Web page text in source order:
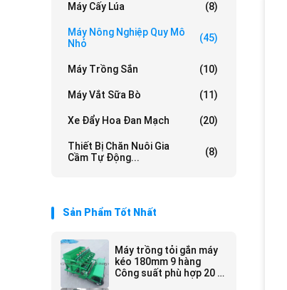
Máy Cấy Lúa (8)
Máy Nông Nghiệp Quy Mô
Nhỏ
(45)
Máy Trồng Sắn (10)
Máy Vắt Sữa Bò (11)
Xe Đẩy Hoa Đan Mạch (20)
Thiết Bị Chăn Nuôi Gia
Cầm Tự Động...
(8)
Sản Phẩm Tốt Nhất
Máy trồng tỏi gắn máy
kéo 180mm 9 hàng
Công suất phù hợp 20 -